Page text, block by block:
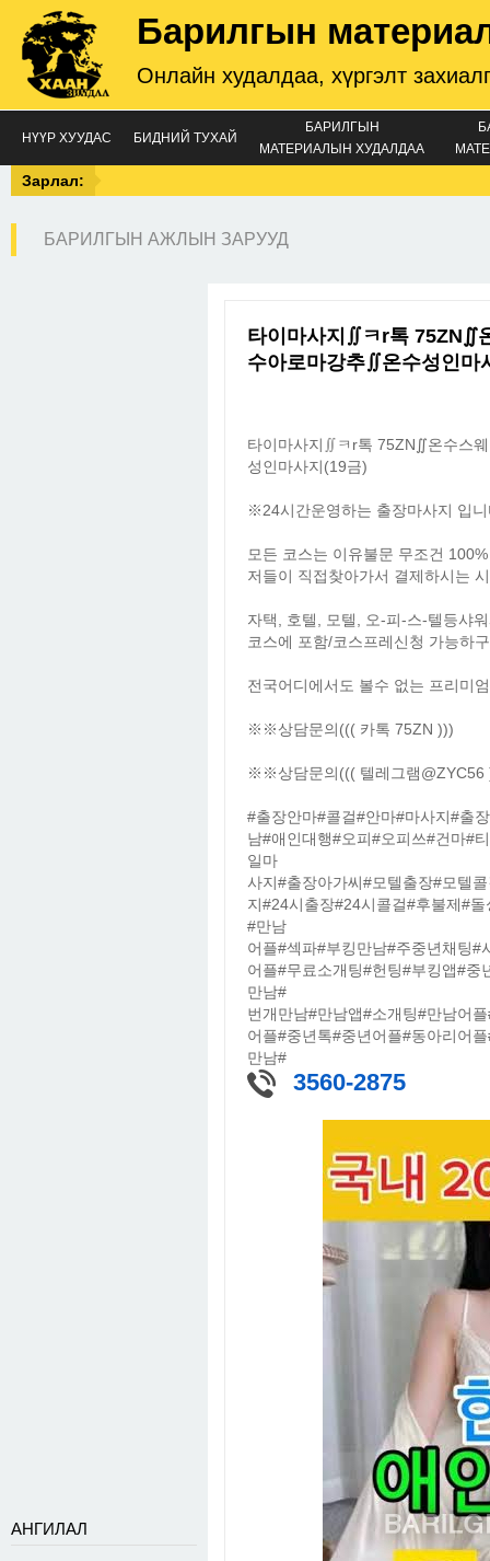
Барилгын
Онлайн худалдаа, хүргэлт
НҮҮР ХУУДАС БИДНИЙ ТУХАЙ
БАРИЛГЫН
МАТЕРИАЛЫН ХУДАЛДАА
Зарлал:
БАРИЛГЫН АЖЛЫН ЗАРУУД
АНГИЛАЛ
타이마사지∬ㅋr톡 75ZN∬
수아로마강추∬온수성인
타이마사지∬ㅋr톡 75ZN∬온수스
성인마사지(19금)
※24시간운영하는 출장마사지 입
모든 코스는 이유불문 무조건
저들이 직접찾아가서 결제하시는
자택, 호텔, 모텔, 오-피-스-텔등샤
코스에 포함/코스프레신청 가능하
전국어디에서도 볼수 없는 프리미
※※상담문의((( 카톡 75ZN )))
※※상담문의((( 텔레그램@ZYC56
#출장안마#콜걸#안마#마사지#출
남#애인대행#오피#오피쓰#건마#
일마
사지#출장아가씨#모텔출장#모텔
지#24시출장#24시콜걸#후불제#
#만남
어플#섹파#부킹만남#주중년채팅
어플#무료소개팅#헌팅#부킹앱#
만남#
번개만남#만남앱#소개팅#만남어
어플#중년톡#중년어플#동아리어
만남#
3560-2875